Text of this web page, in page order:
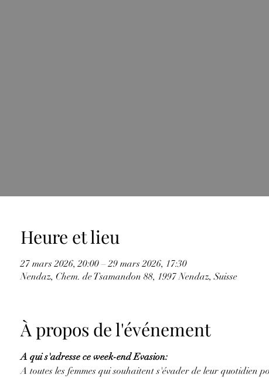
Heure et lieu
27 mars 2026, 20:00 – 29 mars 2026, 17:30
Nendaz, Chem. de Tsamandon 88, 1997 Nendaz, Suisse
À propos de l'événement
A qui s'adresse ce week-end Evasion:
A toutes les femmes qui souhaitent s'évader de leur quotidien